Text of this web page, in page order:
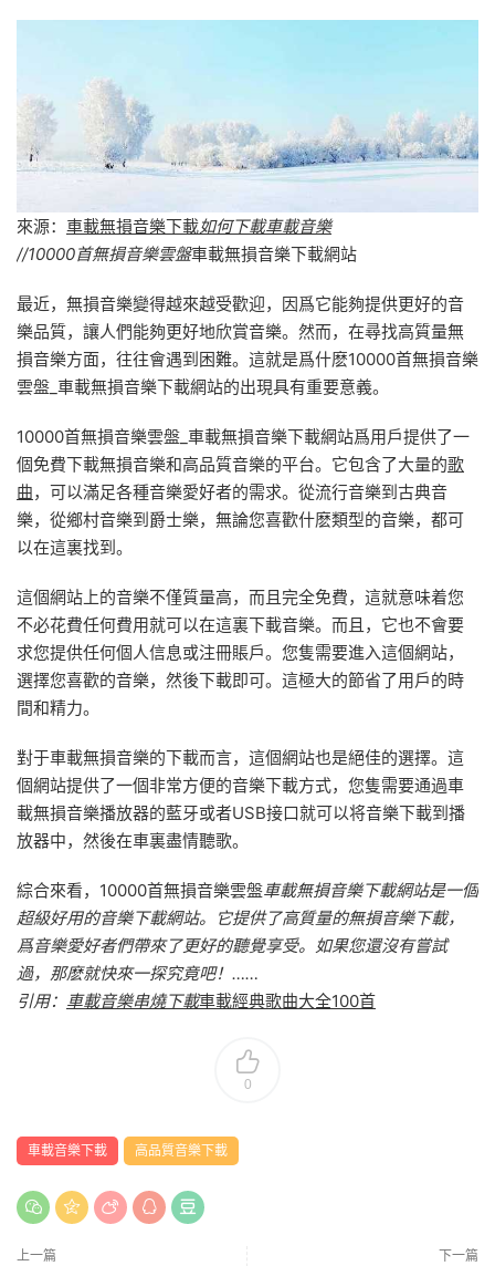
來源： 車載無損音樂下載如何下載車載音樂
//10000首無損音樂雲盤車載無損音樂下載網站
最近，無損音樂變得越來越受歡迎，因爲它能夠提供更好的音
樂品質，讓人們能夠更好地欣賞音樂。然而，在尋找高質量無
損音樂方面，往往會遇到困難。這就是爲什麽10000首無損音樂
雲盤_車載無損音樂下載網站的出現具有重要意義。
10000首無損音樂雲盤_車載無損音樂下載網站爲用戶提供了一
個免費下載無損音樂和高品質音樂的平台。它包含了大量的歌
曲，可以滿足各種音樂愛好者的需求。從流行音樂到古典音
樂，從鄉村音樂到爵士樂，無論您喜歡什麽類型的音樂，都可
以在這裏找到。
這個網站上的音樂不僅質量高，而且完全免費，這就意味着您
不必花費任何費用就可以在這裏下載音樂。而且，它也不會要
求您提供任何個人信息或注冊賬戶。您隻需要進入這個網站，
選擇您喜歡的音樂，然後下載即可。這極大的節省了用戶的時
間和精力。
對于車載無損音樂的下載而言，這個網站也是絕佳的選擇。這
個網站提供了一個非常方便的音樂下載方式，您隻需要通過車
載無損音樂播放器的藍牙或者USB接口就可以将音樂下載到播
放器中，然後在車裏盡情聽歌。
綜合來看，10000首無損音樂雲盤車載無損音樂下載網站是一個
超級好用的音樂下載網站。它提供了高質量的無損音樂下載，
爲音樂愛好者們帶來了更好的聽覺享受。如果您還沒有嘗試
過，那麽就快來一探究竟吧！……
引用： 車載音樂串燒下載車載經典歌曲大全100首
0
車載音樂下載 高品質音樂下載
上一篇 下一篇